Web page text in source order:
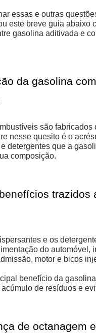
essas e outras
este breve guia abaixo
gasolina aditivada e
da gasolina
são fabricados
nesse quesito é o
detergentes que a
composição.
trazidos
e os
do automóvel,
motor e bicos
benefício da
de resíduos e
de octanagem